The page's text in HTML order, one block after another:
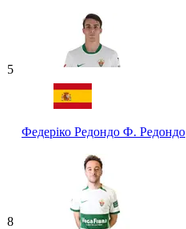
5
Федеріко Редондо Ф. Редондо
8